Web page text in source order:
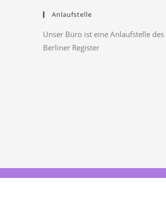
Anlaufstelle
Unser Büro ist eine Anlaufstelle des
Berliner Register